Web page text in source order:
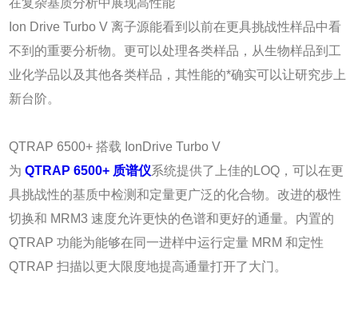
在复杂基质分析中展现高性能
Ion Drive Turbo V 离子源能看到以前在更具挑战性样品中看
不到的重要分析物。更可以处理各类样品，从生物样品到工
业化学品以及其他各类样品，其性能的*确实可以让研究步上
新台阶。
QTRAP 6500+ 搭载 IonDrive Turbo V‎
为QTRAP 6500+ 质谱仪系统提供了上佳的LOQ，可以在更
具挑战性的基质中检测和定量更广泛的化合物。改进的极性
切换和 MRM3 速度允许更快的色谱和更好的通量。内置的
QTRAP 功能为能够在同一进样中运行定量 MRM 和定性
QTRAP 扫描以更大限度地提高通量打开了大门。‎